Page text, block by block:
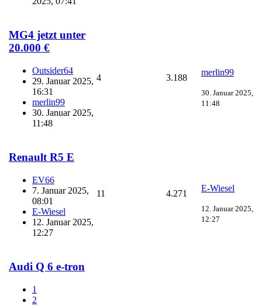
MG4 jetzt unter
20.000 €
Outsider64
29. Januar 2025,
16:31
merlin99
30. Januar 2025,
11:48
4 3.188
merlin99
30. Januar 2025,
11:48
Renault R5 E
EV66
7. Januar 2025,
08:01
E-Wiesel
12. Januar 2025,
12:27
11 4.271
E-Wiesel
12. Januar 2025,
12:27
Audi Q 6 e-tron
1
2